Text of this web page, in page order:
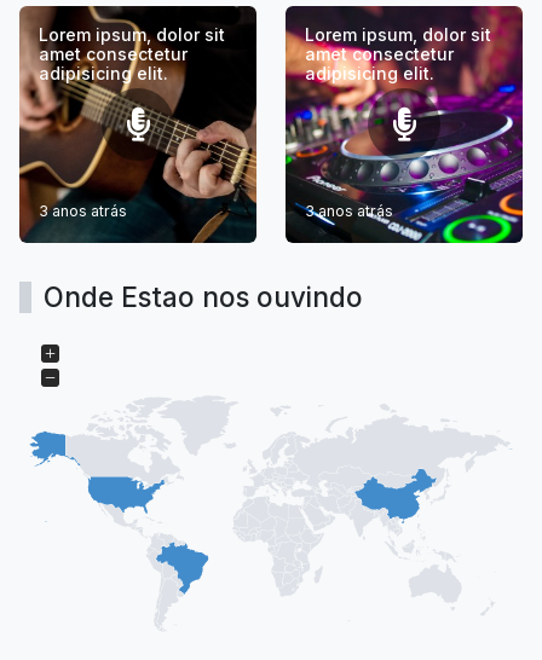
Lorem ipsum, dolor sit
amet consectetur
adipisicing elit.
3 anos atrás
Lorem ipsum, dolor sit
amet consectetur
adipisicing elit.
3 anos atrás
Onde Estao nos ouvindo